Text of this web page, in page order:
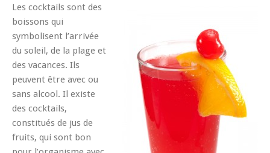
Les cocktails sont des
boissons qui
symbolisent l’arrivée
du soleil, de la plage et
des vacances. Ils
peuvent être avec ou
sans alcool. Il existe
des cocktails,
constitués de jus de
fruits, qui sont bon